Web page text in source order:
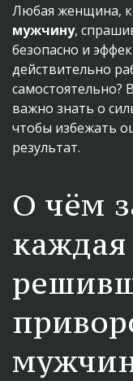
Любая женщина,
мужчину,
безопасно и
действительно
самостоятельно?
важно знать о
чтобы избежать
результат.
О чём